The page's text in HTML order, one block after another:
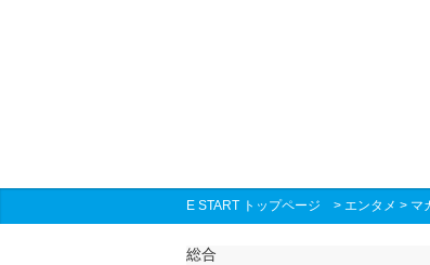
E START トップページ > エンタメ > マ
総合